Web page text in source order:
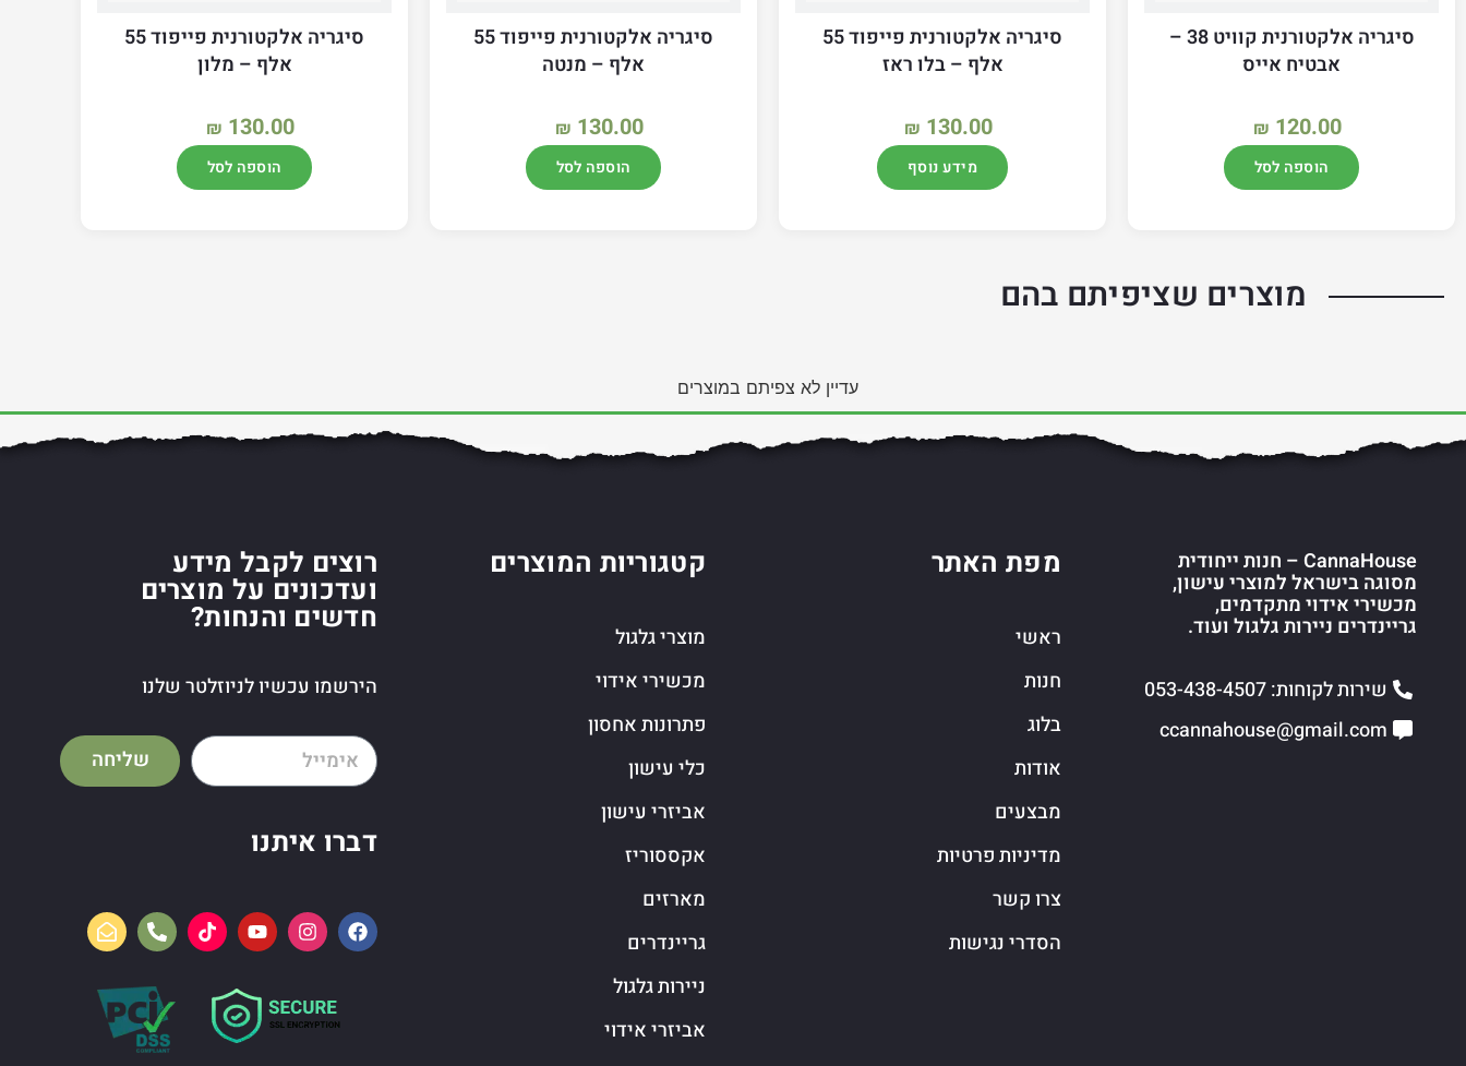
סיגריה אלקטורנית קוויט 38 –
אבטיח אייס
₪ 120.00
הוספה לסל
סיגריה אלקטורנית פייפוד 55
אלף – בלו ראז
₪ 130.00
מידע נוסף
סיגריה אלקטורנית פייפוד 55
אלף – מנטה
₪ 130.00
הוספה לסל
סיגריה אלקטורנית פייפוד 55
אלף – מלון
₪ 130.00
הוספה לסל
מוצרים שציפיתם בהם
עדיין לא צפיתם במוצרים
CannaHouse – חנות ייחודית
מסוגה בישראל למוצרי עישון,
מכשירי אידוי מתקדמים,
גריינדרים ניירות גלגול ועוד.
שירות לקוחות: 053-438-4507
ccannahouse@gmail.com
מפת האתר
ראשי
חנות
בלוג
אודות
מבצעים
מדיניות פרטיות
צרו קשר
הסדרי נגישות
קטגוריות המוצרים
מוצרי גלגול
מכשירי אידוי
פתרונות אחסון
כלי עישון
אביזרי עישון
אקססוריז
מארזים
גריינדרים
ניירות גלגול
אביזרי אידוי
רוצים לקבל מידע
ועדכונים על מוצרים
חדשים והנחות?
הירשמו עכשיו לניוזלטר שלנו
שליחה
דברו איתנו